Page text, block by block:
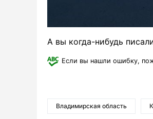
А вы когда-нибудь
Если вы нашли ошибку,
Владимирская область